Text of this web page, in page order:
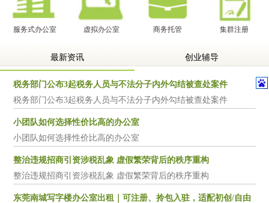
服务式办公室 虚拟办公室 商务托管 集群注册
最新资讯 创业辅导
税务部门公布3起税务人员与不法分子内外勾结被查处案件
税务部门公布3起税务人员与不法分子内外勾结被查处案件
小团队如何选择性价比高的办公室
小团队如何选择性价比高的办公室
整治违规招商引资涉税乱象 虚假繁荣背后的秩序重构
整治违规招商引资涉税乱象 虚假繁荣背后的秩序重构
东莞南城写字楼办公室出租｜可注册、拎包入驻，适配初创/自由